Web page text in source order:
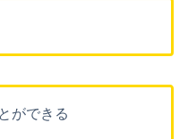
ができる